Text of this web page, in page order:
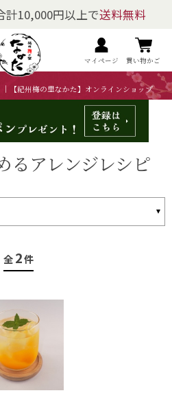
計10,000円以上で送料無料
マイページ 買い物かご
【紀州梅の里なかた】オンラインショップ
一覧
案内
るアレンジレシピ
全2件